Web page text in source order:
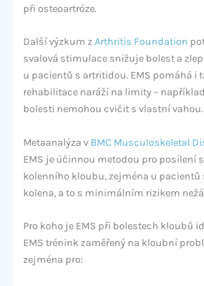
při osteoartróze.
Další výzkum z Arthritis Foundation
svalová stimulace snižuje bolest a
u pacientů s artritidou. EMS pomáhá i
rehabilitace naráží na limity –
bolesti nemohou cvičit s vlastní vahou.
Metaanalýza v BMC Musculoskeletal
EMS je účinnou metodou pro posílení
kolenního kloubu, zejména u pacientů
kolena, a to s minimálním rizikem
Pro koho je EMS při bolestech kloubů
EMS trénink zaměřený na kloubní
zejména pro: